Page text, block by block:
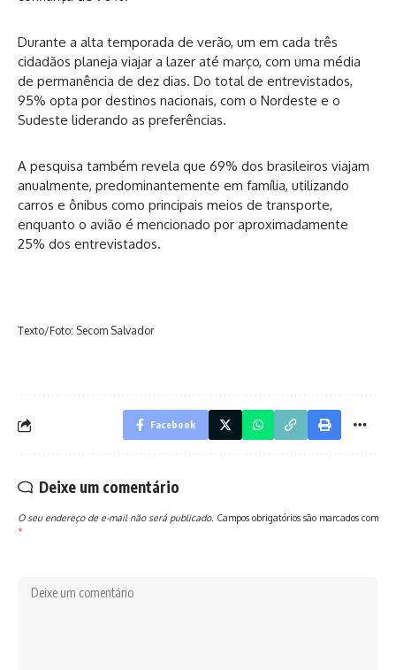
Durante a alta temporada de verão, um em cada três
cidadãos planeja viajar a lazer até março, com uma média
de permanência de dez dias. Do total de entrevistados,
95% opta por destinos nacionais, com o Nordeste e o
Sudeste liderando as preferências.
A pesquisa também revela que 69% dos brasileiros viajam
anualmente, predominantemente em família, utilizando
carros e ônibus como principais meios de transporte,
enquanto o avião é mencionado por aproximadamente
25% dos entrevistados.
Texto/Foto: Secom Salvador
Facebook
Deixe um comentário
O seu endereço de e-mail não será publicado. Campos obrigatórios são marcados com
*